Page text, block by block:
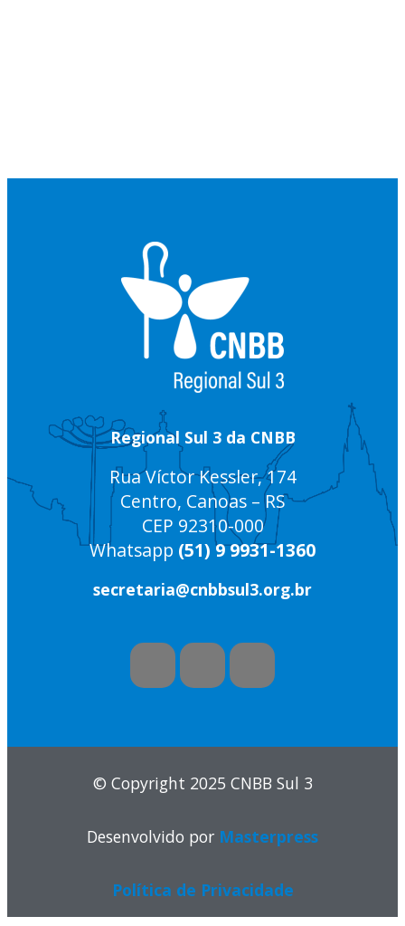
Regional Sul 3 da CNBB
Rua Víctor Kessler, 174
Centro, Canoas – RS
CEP 92310-000
Whatsapp (51) 9 9931-1360
secretaria@cnbbsul3.org.br
© Copyright 2025 CNBB Sul 3
Desenvolvido por Masterpress
Política de Privacidade